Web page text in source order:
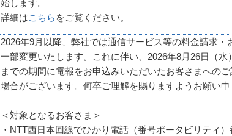
始します。
詳細はこちら をご覧ください。
2026年9月以降、弊社では通信サービス等の料金請求・
一部変更いたします。これに伴い、2026年8月26日（水
までの期間に電報をお申込みいただいたお客さまへの
場合がございます。何卒ご理解を賜りますようお願い申
＜対象となるお客さま＞
・NTT西日本回線でひかり電話（番号ポータビリティ